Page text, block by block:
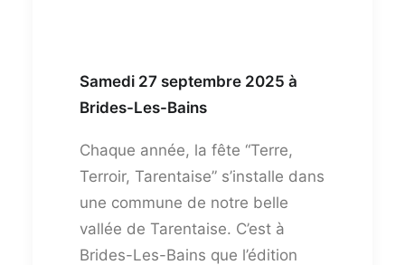
Samedi 27 septembre 2025 à
Brides-Les-Bains
Chaque année, la fête “Terre,
Terroir, Tarentaise” s’installe dans
une commune de notre belle
vallée de Tarentaise. C’est à
Brides-Les-Bains que l’édition